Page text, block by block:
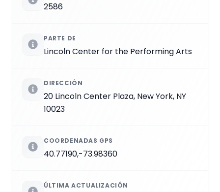
2586
PARTE DE
Lincoln Center for the Performing Arts
DIRECCIÓN
20 Lincoln Center Plaza, New York, NY
10023
COORDENADAS GPS
40.77190,-73.98360
ÚLTIMA ACTUALIZACIÓN